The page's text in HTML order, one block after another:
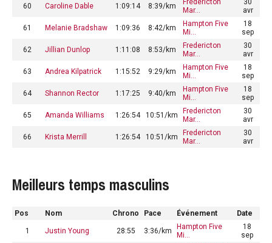
60 Caroline Dable 1:09:14 8:39/km
Mar…
avr
61 Melanie Bradshaw 1:09:36 8:42/km
Hampton Five
Mi…
18
sep
62 Jillian Dunlop 1:11:08 8:53/km
Fredericton
Mar…
30
avr
63 Andrea Kilpatrick 1:15:52 9:29/km
Hampton Five
Mi…
18
sep
64 Shannon Rector 1:17:25 9:40/km
Hampton Five
Mi…
18
sep
65 Amanda Williams 1:26:54 10:51/km
Fredericton
Mar…
30
avr
66 Krista Merrill 1:26:54 10:51/km
Fredericton
Mar…
30
avr
Meilleurs temps masculins
Pos Nom Chrono Pace Événement Date
1 Justin Young 28:55 3:36/km
Hampton Five
Mi…
18
sep